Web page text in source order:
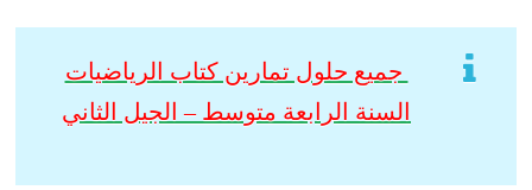
جميع حلول تمارين كتاب الرياضيات
السنة الرابعة متوسط – الجيل الثاني